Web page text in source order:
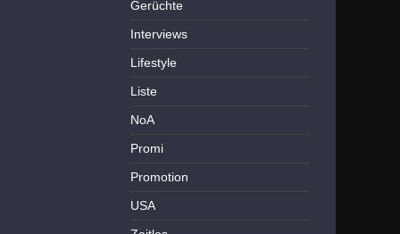
Gerüchte
Interviews
Lifestyle
Liste
NoA
Promi
Promotion
USA